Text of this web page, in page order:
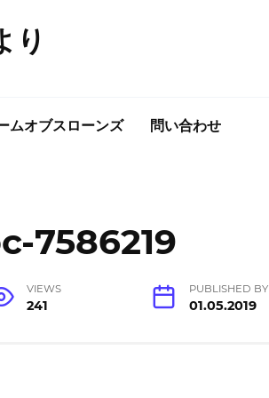
り
ムオブスローンズ 問い合わせ
7586219
VIEWS
241
PUBLISHED BY
01.05.2019